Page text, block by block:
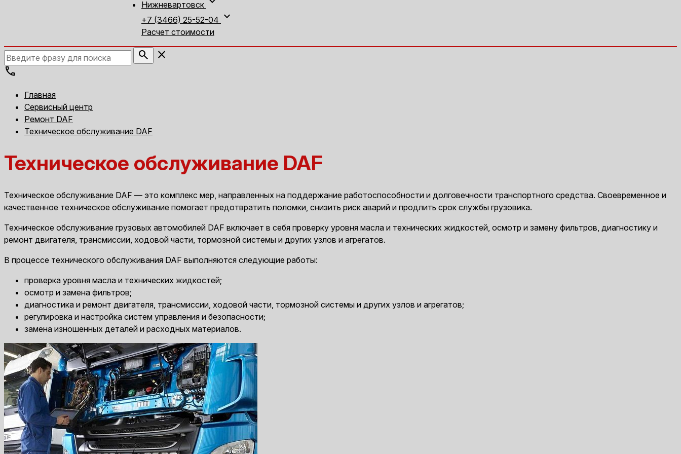
Нижневартовск
+7 (3466) 25-52-04 expand_more
Расчет стоимости
search
close
call
Главная
Сервисный центр
Ремонт DAF
Техническое обслуживание DAF
Техническое обслуживание DAF
Техническое обслуживание DAF — это комплекс мер, направленных на поддержание работоспособности и долговечности транспортного средства. Своевременное и
качественное техническое обслуживание помогает предотвратить поломки, снизить риск аварий и продлить срок службы грузовика.
Техническое обслуживание грузовых автомобилей DAF включает в себя проверку уровня масла и технических жидкостей, осмотр и замену фильтров, диагностику и
ремонт двигателя, трансмиссии, ходовой части, тормозной системы и других узлов и агрегатов.
В процессе технического обслуживания DAF выполняются следующие работы:
проверка уровня масла и технических жидкостей;
осмотр и замена фильтров;
диагностика и ремонт двигателя, трансмиссии, ходовой части, тормозной системы и других узлов и агрегатов;
регулировка и настройка систем управления и безопасности;
замена изношенных деталей и расходных материалов.